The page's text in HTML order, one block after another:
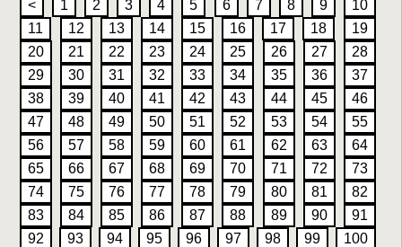
< 1 2 3 4 5 6 7 8 9
10
11
12 13 14 15 16 17 18
19
20
21 22 23 24 25 26 27
28
29
30 31 32 33 34 35 36
37
38
39 40 41 42 43 44 45
46
47
48 49 50 51 52 53 54
55
56
57 58 59 60 61 62 63
64
65
66 67 68 69 70 71 72
73
74
75 76 77 78 79 80 81
82
83
84 85 86 87 88 89 90
91
92
93 94 95 96 97 98 99
100